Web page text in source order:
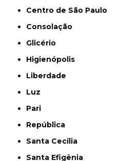
Centro de São Paulo
Consolação
Glicério
Higienópolis
Liberdade
Luz
Pari
República
Santa Cecília
Santa Efigênia